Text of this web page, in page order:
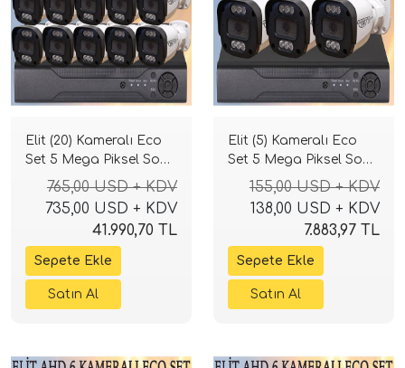
Elit (20) Kameralı Eco
Set 5 Mega Piksel Sony
Lensli Full HD Gece
Görüşlü Güvenlik
Kamerası Sistemi
765,00 USD + KDV
735,00 USD + KDV
41.990,70 TL
Elit (5) Kameralı Eco
Set 5 Mega Piksel Sony
Lensli Full HD Gece
Görüşlü Güvenlik
Kamerası Sistemi
155,00 USD + KDV
138,00 USD + KDV
7.883,97 TL